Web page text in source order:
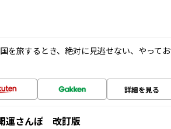
を旅するとき、絶対に見逃せない、やってお
詳細を見る
運さんぽ 改訂版